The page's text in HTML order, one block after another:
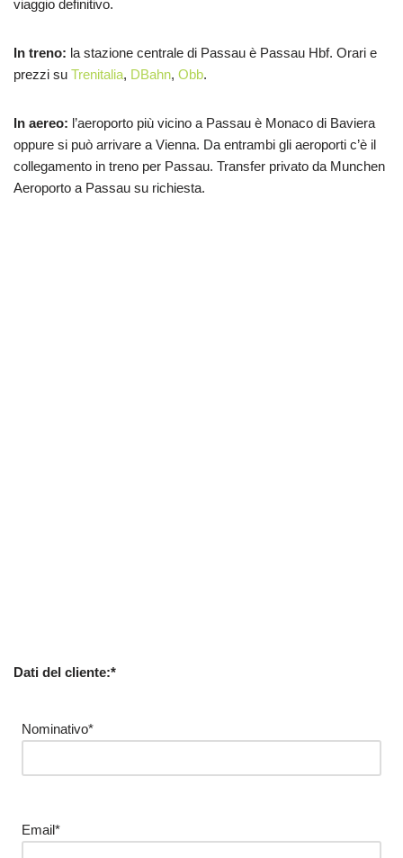
viaggio definitivo.
In treno: la stazione centrale di Passau è Passau Hbf. Orari e
prezzi su Trenitalia, DBahn, Obb.
In aereo: l’aeroporto più vicino a Passau è Monaco di Baviera
oppure si può arrivare a Vienna. Da entrambi gli aeroporti c’è il
collegamento in treno per Passau. Transfer privato da Munchen
Aeroporto a Passau su richiesta.
Dati del cliente:*
Nominativo*
Email*